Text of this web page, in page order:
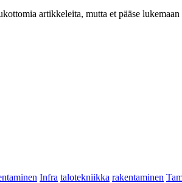
artikkeleita, mutta et pääse
Infra talotekniikka rakentaminen